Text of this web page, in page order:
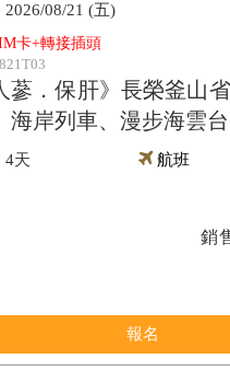
卡+轉接插頭
蔘．保肝》長榮釜山
海岸列車、漫步海雲台
4天
2026/08/21 (五)
航班
銷
報名